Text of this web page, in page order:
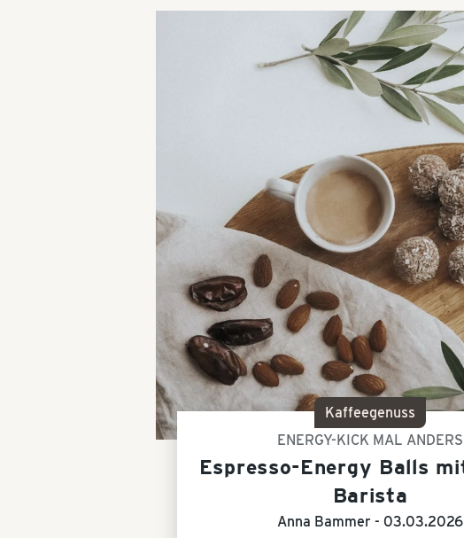
Kaffeegenuss
ENERGY-KICK MAL ANDERS
Espresso-Energy Balls
Barista
Anna Bammer - 03.03.2026